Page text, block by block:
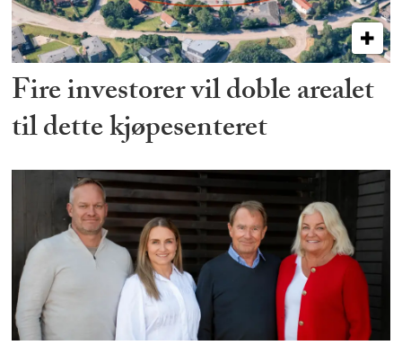
Fire investorer vil doble arealet
til dette kjøpesenteret